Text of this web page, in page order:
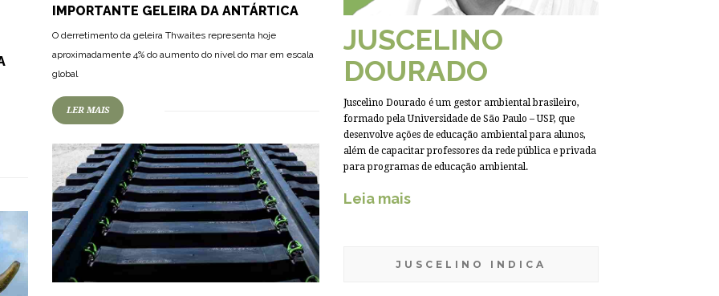
IMPORTANTE GELEIRA DA ANTÁRTICA
O derretimento da geleira Thwaites representa hoje
aproximadamente 4% do aumento do nível do mar em escala
global
LER MAIS
JUSCELINO
DOURADO
Juscelino Dourado é um gestor ambiental brasileiro,
formado pela Universidade de São Paulo – USP, que
desenvolve ações de educação ambiental para alunos,
além de capacitar professores da rede pública e privada
para programas de educação ambiental.
Leia mais
JUSCELINO INDICA